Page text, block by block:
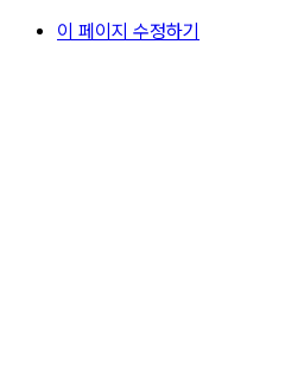
이 페이지 수정하기